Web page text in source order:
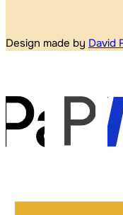
Design made by David